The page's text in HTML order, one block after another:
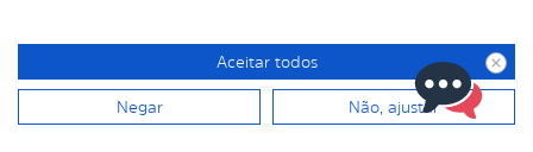
Aceitar todos
Negar Não, ajustar